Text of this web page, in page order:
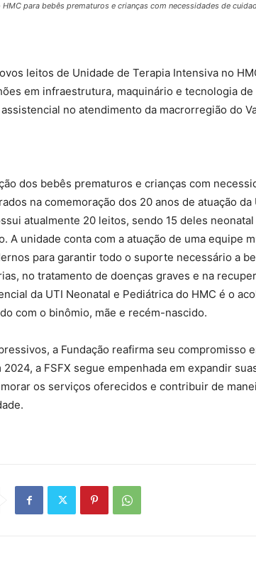
para bebês prematuros e crianças com necessidades de
leitos de Unidade de Terapia Intensiva no
em infraestrutura, maquinário e tecnologia
no atendimento da macrorregião do
dos bebês prematuros e crianças com
na comemoração dos 20 anos de atuação
atualmente 20 leitos, sendo 15 deles
A unidade conta com a atuação de uma equipe
para garantir todo o suporte necessário a
no tratamento de doenças graves e na
da UTI Neonatal e Pediátrica do HMC é o
com o binômio, mãe e recém-nascido.
a Fundação reafirma seu compromisso
2024, a FSFX segue empenhada em expandir
os serviços oferecidos e contribuir de